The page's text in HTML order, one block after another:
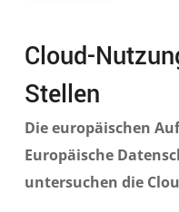
Cloud-
Stellen
Die europäischen
Europäische
untersuchen die